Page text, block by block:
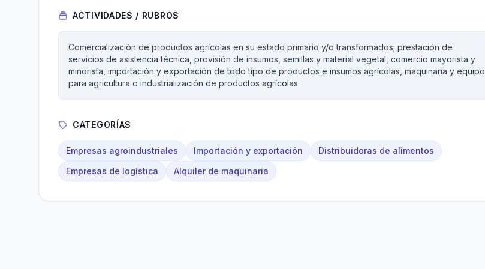
ACTIVIDADES / RUBROS
Comercialización de productos agrícolas en su estado primario y/o transformados; prestación de
servicios de asistencia técnica, provisión de insumos, semillas y material vegetal, comercio mayorista y
minorista, importación y exportación de todo tipo de productos e insumos agrícolas, maquinaria y equipo
para agricultura o industrialización de productos agrícolas.
CATEGORÍAS
Empresas agroindustriales Importación y exportación
Distribuidoras de alimentos
Empresas de logística
Alquiler de maquinaria